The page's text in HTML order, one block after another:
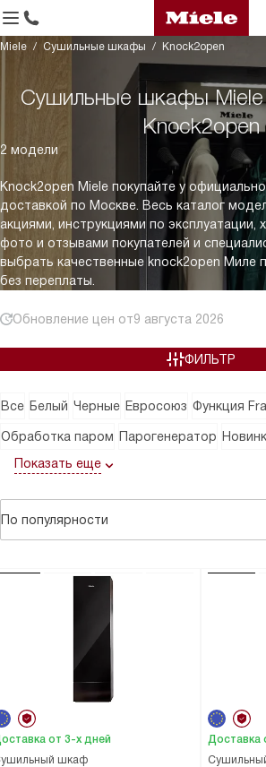
Miele Сушильные шкафы Knock2open
Cушильные шкафы
Knock2open
2 модели
Knock2open Miele покупайте у
доставкой по Москве. Весь каталог
акциями, инструкциями по эксплуатации,
фото и отзывами покупателей и
выбрать качественные knock2open Миле
без переплаты.
Обновление цен от9 августа 2026
ФИЛЬТР
Все Белый Черные Евросоюз Функция
Обработка паром Парогенератор
Показать еще
По популярности
шкаф
от 3-х дней Доставка